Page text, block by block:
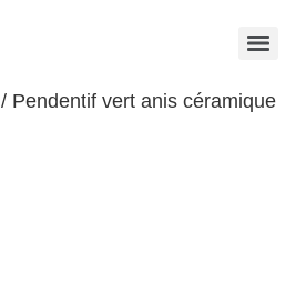
/ Pendentif vert anis céramique